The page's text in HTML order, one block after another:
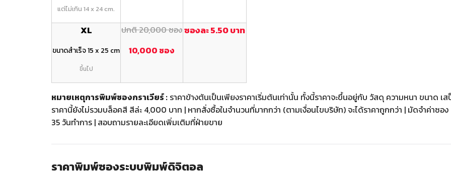
แต่ไม่เกิน 14 x 24 cm.
XL
ขนาดสำเร็จ 15 x 25 cm
ขึ้นไป
ปกติ 20,000 ซอง
10,000 ซอง
ซองละ 5.50 บาท
หมายเหตุการพิมพ์ซองกราเวียร์ : ราคาข้างต้นเป็นเพียงราคาเริ่มต้นเท่านั้น ทั้งนี้ราคาจะขึ้นอยู่กับ วัสดุ ความหนา ขนาด
ราคานี้ยังไม่รวมบล็อคสี สีล่ะ 4,000 บาท | หากสั่งซื้อในจำนวนที่มากกว่า (ตามเงื่อนไขบริษัท) จะได้ราคาถูกกว่า | มัดจำค่าซ
35 วันทำการ | สอบถามรายละเอียดเพิ่มเติมที่ฝ่ายขาย
ราคาพิมพ์ซองระบบพิมพ์ดิจิตอล